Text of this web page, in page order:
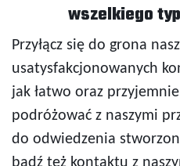
wszelkiego
Przyłącz się do grona
usatysfakcjonowanych
jak łatwo oraz
podróżować z naszymi
do odwiedzenia
bądź też kontaktu z